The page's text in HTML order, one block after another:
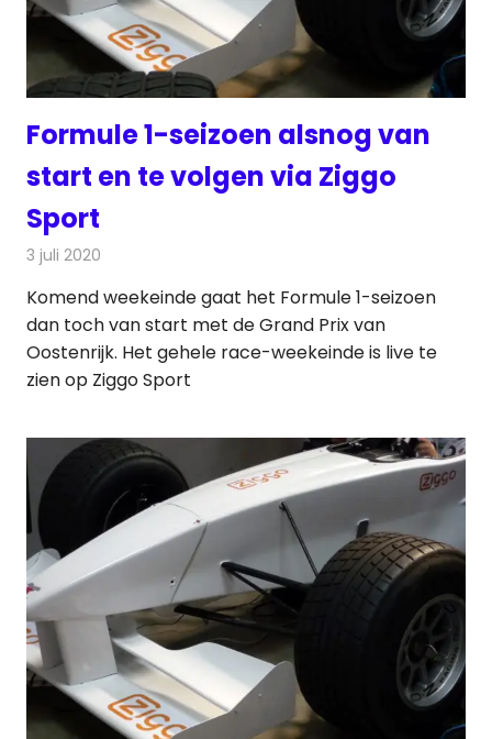
Formule 1-seizoen alsnog van
start en te volgen via Ziggo
Sport
3 juli 2020
Komend weekeinde gaat het Formule 1-seizoen
dan toch van start met de Grand Prix van
Oostenrijk. Het gehele race-weekeinde is live te
zien op Ziggo Sport